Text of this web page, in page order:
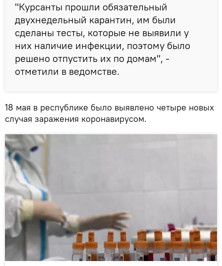
"Курсанты прошли обязательный
двухнедельный карантин, им были
сделаны тесты, которые не выявили у
них наличие инфекции, поэтому было
решено отпустить их по домам", -
отметили в ведомстве.
18 мая в республике было выявлено четыре новых
случая заражения коронавирусом.